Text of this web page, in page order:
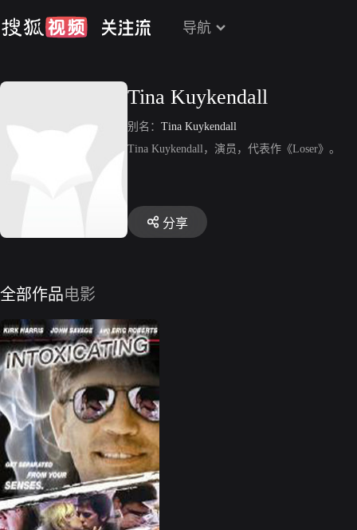
导航
Tina Kuykendall
别名： Tina Kuykendall
Tina Kuykendall，演员，代表作《Loser》。
分享
全部作品电影